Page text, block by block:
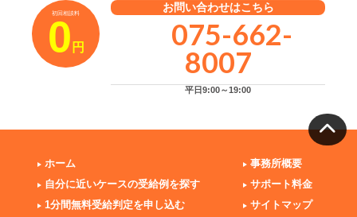
初回相談料
0 円
お問い合わせはこちら
075-662-
8007
平日9:00～19:00
ホーム
自分に近いケースの受給例を探す
1分間無料受給判定を申し込む
事務所概要
サポート料金
サイトマップ